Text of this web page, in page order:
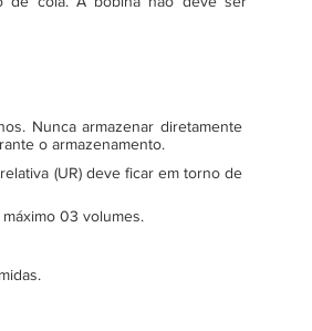
Nunca armazenar diretamente
o armazenamento.
(UR) deve ficar em torno de
03 volumes.